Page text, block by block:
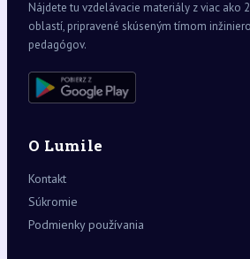
Nájdete tu vzdelávacie materiály z viac ako
oblastí, pripravené skúseným tímom
pedagógov.
O Lumile
Kontakt
Súkromie
Podmienky používania